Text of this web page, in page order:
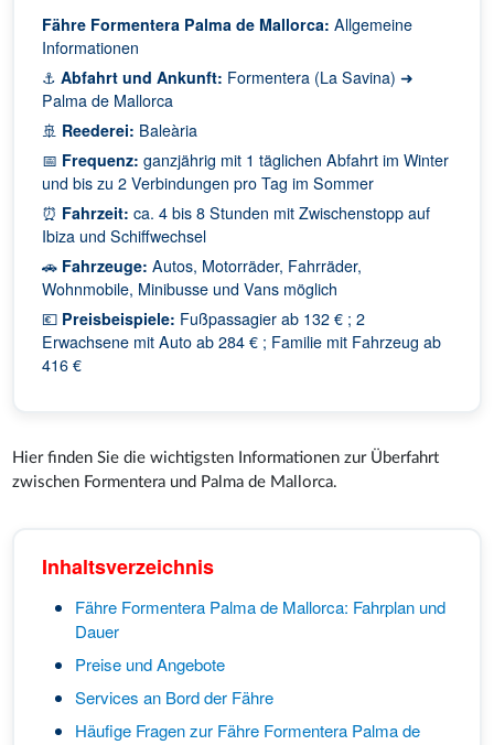
Fähre Formentera Palma de Mallorca:Allgemeine
Informationen
⚓Abfahrt und Ankunft: Formentera (La Savina) ➜
Palma de Mallorca
🚢 Reederei: Baleària
📅 Frequenz: ganzjährig mit 1 täglichen Abfahrt im Winter
und bis zu 2 Verbindungen pro Tag im Sommer
⏰ Fahrzeit: ca. 4 bis 8 Stunden mit Zwischenstopp auf
Ibiza und Schiffwechsel
🚗 Fahrzeuge: Autos, Motorräder, Fahrräder,
Wohnmobile, Minibusse und Vans möglich
💶 Preisbeispiele: Fußpassagier ab 132 € ; 2
Erwachsene mit Auto ab 284 € ; Familie mit Fahrzeug ab
416 €
Hier finden Sie die wichtigsten Informationen zur Überfahrt
zwischen Formentera und Palma de Mallorca.
Inhaltsverzeichnis
Fähre Formentera Palma de Mallorca: Fahrplan und
Dauer
Preise und Angebote
Services an Bord der Fähre
Häufige Fragen zur Fähre Formentera Palma de